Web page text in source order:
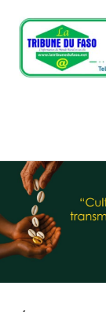
Skip
content
du
Faso
un
clic